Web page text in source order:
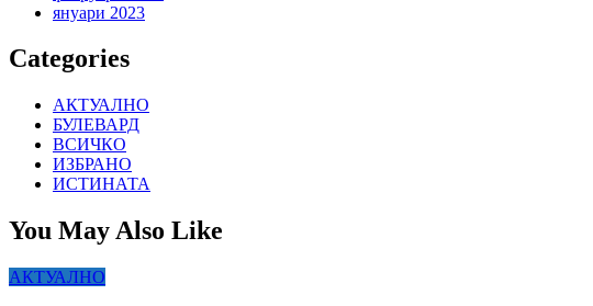
януари 2023
Categories
АКТУАЛНО
БУЛЕВАРД
ВСИЧКО
ИЗБРАНО
ИСТИНАТА
You May Also Like
АКТУАЛНО